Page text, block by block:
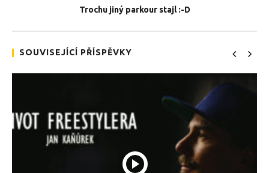
TEĎ PROHLÍŽENÉ
Devadesátiletý zabiják :-)
1.12.2018
Trochu jiný parkour stajl :-D
SOUVISEJÍCÍ PŘÍSPĚVKY